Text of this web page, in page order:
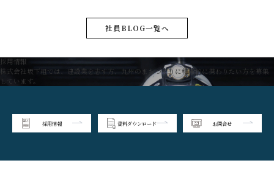
社員BLOG一覧へ
採用情報
株式会社坂下組では、建設業を志す方、九州のまちづくりに積極的に携わりたい方を募集
しています。
採用情報 資料ダウンロード お問合せ